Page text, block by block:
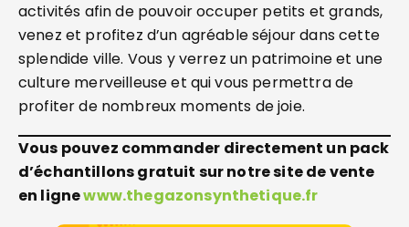
activités afin de pouvoir occuper petits et grands,
venez et profitez d’un agréable séjour dans cette
splendide ville. Vous y verrez un patrimoine et une
culture merveilleuse et qui vous permettra de
profiter de nombreux moments de joie.
Vous pouvez commander directement un pack
d’échantillons gratuit sur notre site de vente
en lignewww.thegazonsynthetique.fr